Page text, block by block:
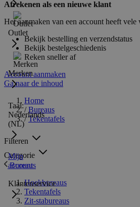
Outlet
Merken
Taal:
Nederlands
(NL)
Mijn
account
Klantenservice
Afrekenen als een nieuwe klant
Het aanmaken van een account heeft vele
Bekijk bestelling en verzendstatus
Bekijk bestelgeschiedenis
Reken sneller af
Account aanmaken
Ga naar de inhoud
Home
/ Bureaus
/ Tekentafels
Filteren
Categorie
Bureaus
Hoekbureaus
Tekentafels
Zit-stabureaus